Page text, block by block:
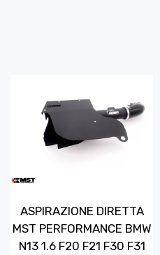
ASPIRAZIONE DIRETTA
MST PERFORMANCE BMW
N13 1.6 F20 F21 F30 F31